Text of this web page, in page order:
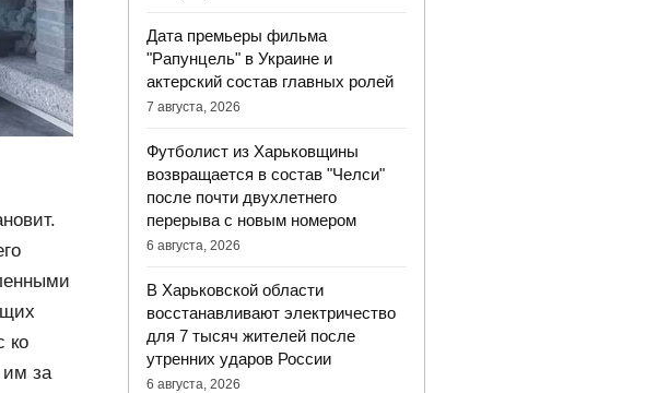
ко
им за
Дата премьеры фильма
"Рапунцель" в Украине и
актерский состав главных ролей
7 августа, 2026
Футболист из Харьковщины
возвращается в состав "Челси"
после почти двухлетнего
перерыва с новым номером
6 августа, 2026
В Харьковской области
восстанавливают электричество
для 7 тысяч жителей после
утренних ударов России
6 августа, 2026